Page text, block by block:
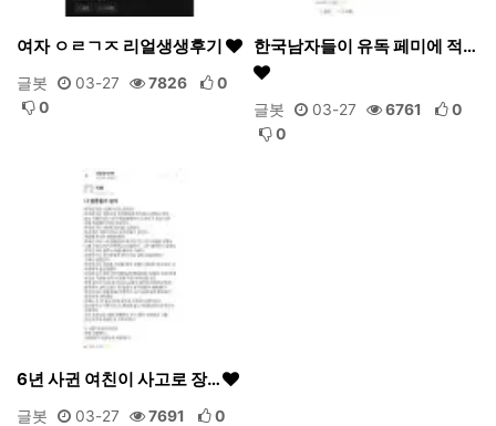
여자 ㅇㄹㄱㅈ 리얼생생후기
글봇 03-27 7826
0
0
한국남자들이 유독 페미에 적…
글봇 03-27 6761
0
0
6년 사귄 여친이 사고로 장…
글봇 03-27 7691
0